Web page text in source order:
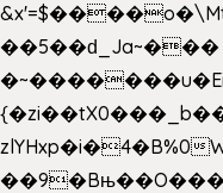
��5��ԁ_Ja~���
zlYHxp�i�4�B%0